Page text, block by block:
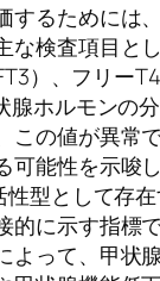
するためには
検査項目とし
）、フリー
腺ホルモンの
この値が異常
可能性を示唆
型として存
的に示す指標
よって、甲状